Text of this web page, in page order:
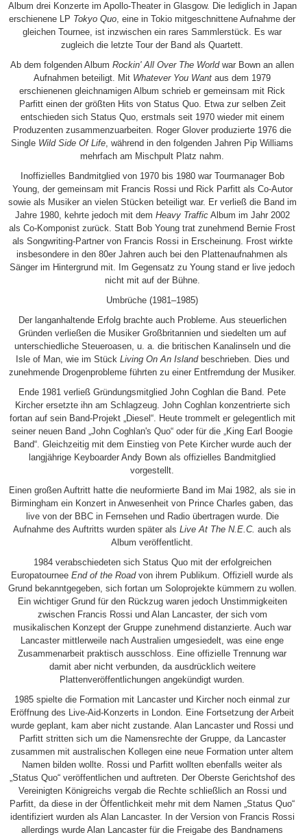
Album drei Konzerte im Apollo-Theater in Glasgow. Die lediglich in Japan
erschienene LP Tokyo Quo, eine in Tokio mitgeschnittene Aufnahme der
gleichen Tournee, ist inzwischen ein rares Sammlerstück. Es war
zugleich die letzte Tour der Band als Quartett.
Ab dem folgenden AlbumRockin' All Over The Worldwar Bown an allen
Aufnahmen beteiligt. Mit Whatever You Want aus dem 1979
erschienenen gleichnamigen Album schrieb er gemeinsam mit Rick
Parfitt einen der größten Hits von Status Quo. Etwa zur selben Zeit
entschieden sich Status Quo, erstmals seit 1970 wieder mit einem
Produzenten zusammenzuarbeiten. Roger Glover produzierte 1976 die
Single Wild Side Of Life, während in den folgenden Jahren Pip Williams
mehrfach am Mischpult Platz nahm.
Inoffizielles Bandmitglied von 1970 bis 1980 war Tourmanager Bob
Young, der gemeinsam mit Francis Rossi und Rick Parfitt als Co-Autor
sowie als Musiker an vielen Stücken beteiligt war. Er verließ die Band im
Jahre 1980, kehrte jedoch mit dem Heavy TrafficAlbum im Jahr 2002
als Co-Komponist zurück. Statt Bob Young trat zunehmend Bernie Frost
als Songwriting-Partner von Francis Rossi in Erscheinung. Frost wirkte
insbesondere in den 80er Jahren auch bei den Plattenaufnahmen als
Sänger im Hintergrund mit. Im Gegensatz zu Young stand er live jedoch
nicht mit auf der Bühne.
Umbrüche (1981–1985)
Der langanhaltende Erfolg brachte auch Probleme. Aus steuerlichen
Gründen verließen die Musiker Großbritannien und siedelten um auf
unterschiedliche Steueroasen, u. a. die britischen Kanalinseln und die
Isle of Man, wie im Stück Living On An Islandbeschrieben. Dies und
zunehmende Drogenprobleme führten zu einer Entfremdung der Musiker.
Ende 1981 verließ Gründungsmitglied John Coghlan die Band. Pete
Kircher ersetzte ihn am Schlagzeug. John Coghlan konzentrierte sich
fortan auf sein Band-Projekt „Diesel“. Heute trommelt er gelegentlich mit
seiner neuen Band „John Coghlan's Quo“ oder für die „King Earl Boogie
Band“. Gleichzeitig mit dem Einstieg von Pete Kircher wurde auch der
langjährige Keyboarder Andy Bown als offizielles Bandmitglied
vorgestellt.
Einen großen Auftritt hatte die neuformierte Band im Mai 1982, als sie in
Birmingham ein Konzert in Anwesenheit von Prince Charles gaben, das
live von der BBC in Fernsehen und Radio übertragen wurde. Die
Aufnahme des Auftritts wurden später alsLive At The N.E.C. auch als
Album veröffentlicht.
1984 verabschiedeten sich Status Quo mit der erfolgreichen
EuropatourneeEnd of the Roadvon ihrem Publikum. Offiziell wurde als
Grund bekanntgegeben, sich fortan um Soloprojekte kümmern zu wollen.
Ein wichtiger Grund für den Rückzug waren jedoch Unstimmigkeiten
zwischen Francis Rossi und Alan Lancaster, der sich vom
musikalischen Konzept der Gruppe zunehmend distanzierte. Auch war
Lancaster mittlerweile nach Australien umgesiedelt, was eine enge
Zusammenarbeit praktisch ausschloss. Eine offizielle Trennung war
damit aber nicht verbunden, da ausdrücklich weitere
Plattenveröffentlichungen angekündigt wurden.
1985 spielte die Formation mit Lancaster und Kircher noch einmal zur
Eröffnung des Live-Aid-Konzerts in London. Eine Fortsetzung der Arbeit
wurde geplant, kam aber nicht zustande. Alan Lancaster und Rossi und
Parfitt stritten sich um die Namensrechte der Gruppe, da Lancaster
zusammen mit australischen Kollegen eine neue Formation unter altem
Namen bilden wollte. Rossi und Parfitt wollten ebenfalls weiter als
„Status Quo“ veröffentlichen und auftreten. Der Oberste Gerichtshof des
Vereinigten Königreichs vergab die Rechte schließlich an Rossi und
Parfitt, da diese in der Öffentlichkeit mehr mit dem Namen „Status Quo“
identifiziert wurden als Alan Lancaster. In der Version von Francis Rossi
allerdings wurde Alan Lancaster für die Freigabe des Bandnamens